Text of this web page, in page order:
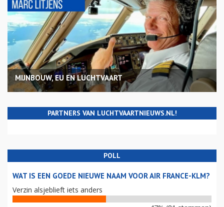
MIJNBOUW, EU EN LUCHTVAART
PARTNERS VAN LUCHTVAARTNIEUWS.NL!
POLL
WAT IS EEN GOEDE NIEUWE NAAM VOOR AIR FRANCE-KLM?
Verzin alsjeblieft iets anders